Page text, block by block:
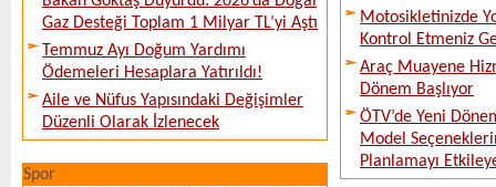
Gaz Desteği Toplam 1 Milyar TL’yi Aştı
Temmuz Ayı Doğum Yardımı
Ödemeleri Hesaplara Yatırıldı!
Aile ve Nüfus Yapısındaki Değişimler
Düzenli Olarak İzlenecek
Spor
Motosikletinizde
Kontrol Etmeniz
Araç Muayene
Dönem Başlıyor
ÖTV’de Yeni
Model
Planlamayı